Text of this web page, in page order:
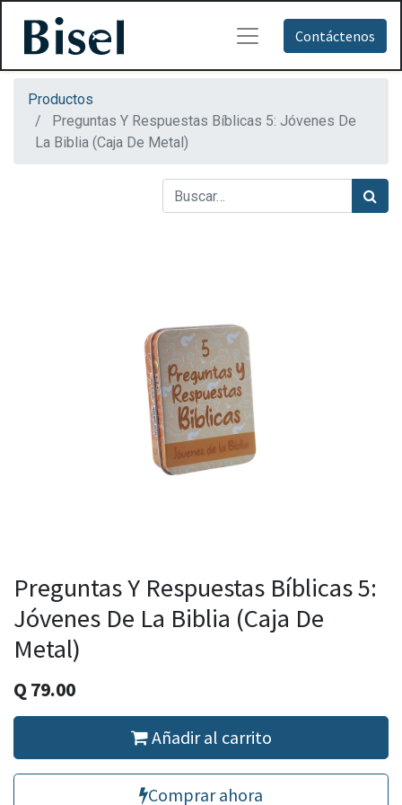
Contáctenos
Productos
Preguntas Y Respuestas Bíblicas 5: Jóvenes De
La Biblia (Caja De Metal)
Preguntas Y Respuestas Bíblicas 5:
Jóvenes De La Biblia (Caja De
Metal)
Q 79.00
Añadir al carrito
Comprar ahora